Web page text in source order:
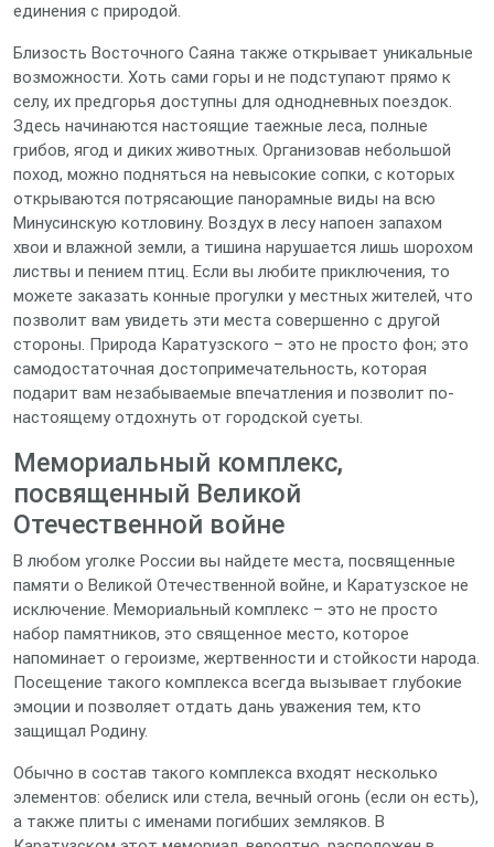
единения с природой.
Близость Восточного Саяна также открывает уникальные
возможности. Хоть сами горы и не подступают прямо к
селу, их предгорья доступны для однодневных поездок.
Здесь начинаются настоящие таежные леса, полные
грибов, ягод и диких животных. Организовав небольшой
поход, можно подняться на невысокие сопки, с которых
открываются потрясающие панорамные виды на всю
Минусинскую котловину. Воздух в лесу напоен запахом
хвои и влажной земли, а тишина нарушается лишь шорохом
листвы и пением птиц. Если вы любите приключения, то
можете заказать конные прогулки у местных жителей, что
позволит вам увидеть эти места совершенно с другой
стороны. Природа Каратузского – это не просто фон; это
самодостаточная достопримечательность, которая
подарит вам незабываемые впечатления и позволит по-
настоящему отдохнуть от городской суеты.
Мемориальный комплекс,
посвященный Великой
Отечественной войне
В любом уголке России вы найдете места, посвященные
памяти о Великой Отечественной войне, и Каратузское не
исключение. Мемориальный комплекс – это не просто
набор памятников, это священное место, которое
напоминает о героизме, жертвенности и стойкости народа.
Посещение такого комплекса всегда вызывает глубокие
эмоции и позволяет отдать дань уважения тем, кто
защищал Родину.
Обычно в состав такого комплекса входят несколько
элементов: обелиск или стела, вечный огонь (если он есть),
а также плиты с именами погибших земляков. В